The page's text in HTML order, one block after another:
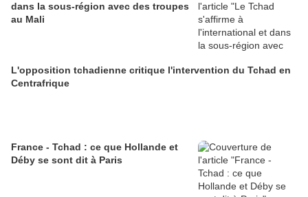
dans la sous-région avec des troupes
au Mali
L'opposition tchadienne critique l'intervention du Tchad en
Centrafrique
France - Tchad : ce que Hollande et
Déby se sont dit à Paris